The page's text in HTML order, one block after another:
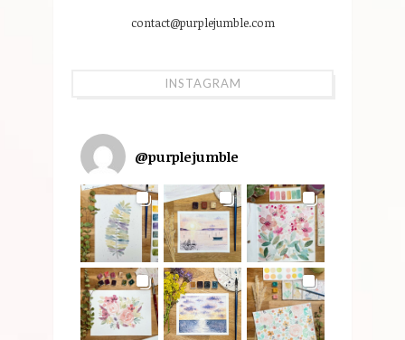
contact@purplejumble.com
INSTAGRAM
@purplejumble